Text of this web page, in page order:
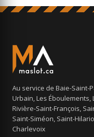
Au service de Baie-Saint-
Urbain, Les
Rivière-Saint-François,
Saint-Siméon, Saint-
Charlevoix